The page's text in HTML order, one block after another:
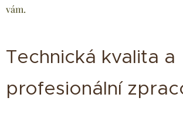
vám.
Technická kvalita a
profesionální